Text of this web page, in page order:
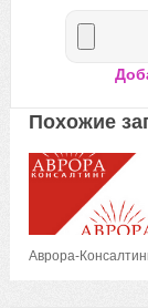
Похожие
Аврора-